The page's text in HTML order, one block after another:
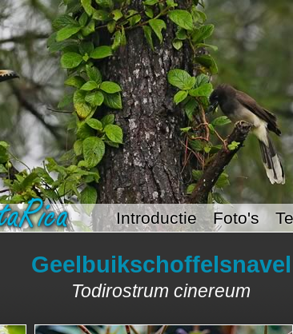
Introductie Foto's
Geelbuikschoffelsnavel
Todirostrum cinereum